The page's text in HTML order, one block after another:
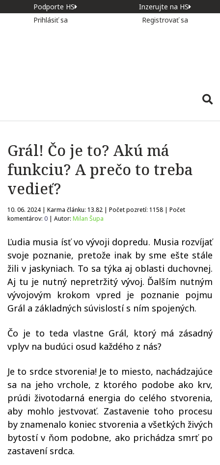
Podporte HS
Inzerujte na HS
Prihlásiť sa
Registrovať sa
Grál! Čo je to? Akú má
funkciu? A prečo to treba
vedieť?
10. 06. 2024 | Karma článku: 13.82 | Počet pozretí: 1158 | Počet
komentárov: 0 | Autor: Milan Šupa
Ľudia musia ísť vo vývoji dopredu. Musia rozvíjať
svoje poznanie, pretože inak by sme ešte stále
žili v jaskyniach. To sa týka aj oblasti duchovnej.
Aj tu je nutný nepretržitý vývoj. Ďalším nutným
vývojovým krokom vpred je poznanie pojmu
Grál a základných súvislostí s ním spojených.
Čo je to teda vlastne Grál, ktorý má zásadný
vplyv na budúci osud každého z nás?
Je to srdce stvorenia! Je to miesto, nachádzajúce
sa na jeho vrchole, z ktorého podobe ako krv,
prúdi životodarná energia do celého stvorenia,
aby mohlo jestvovať. Zastavenie toho procesu
by znamenalo koniec stvorenia a všetkých živých
bytostí v ňom podobne, ako prichádza smrť po
zastavení srdca.